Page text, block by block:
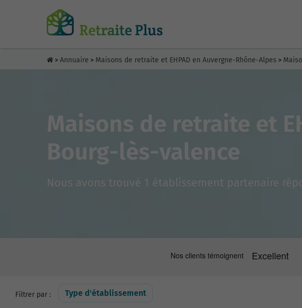
> Annuaire > Maisons de retraite et EHPAD en Auvergne-Rhône-Alpes >
Maisons de retraite et
Bourg-lès-valence
Nous avons trouvé 1 établissement partenaire
Filtrer par : Type d'établissement